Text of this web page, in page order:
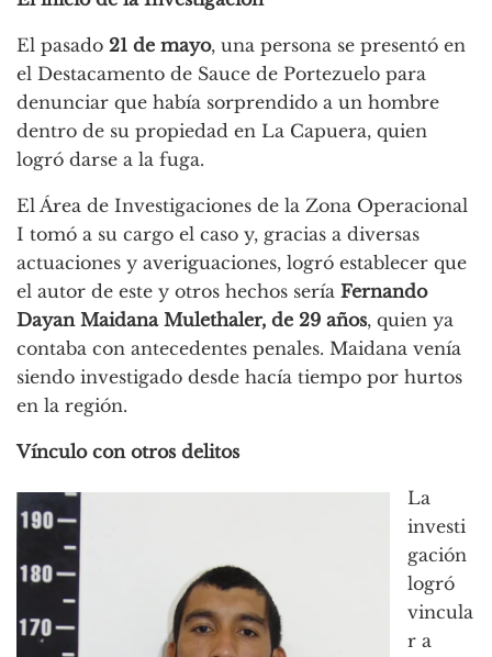
El pasado 21 de mayo, una persona se presentó en
el Destacamento de Sauce de Portezuelo para
denunciar que había sorprendido a un hombre
dentro de su propiedad en La Capuera, quien
logró darse a la fuga.
El Área de Investigaciones de la Zona Operacional
I tomó a su cargo el caso y, gracias a diversas
actuaciones y averiguaciones, logró establecer que
el autor de este y otros hechos sería Fernando
Dayan Maidana Mulethaler, de 29 años, quien ya
contaba con antecedentes penales. Maidana venía
siendo investigado desde hacía tiempo por hurtos
en la región.
Vínculo con otros delitos
La
investi
gación
logró
vincula
r a